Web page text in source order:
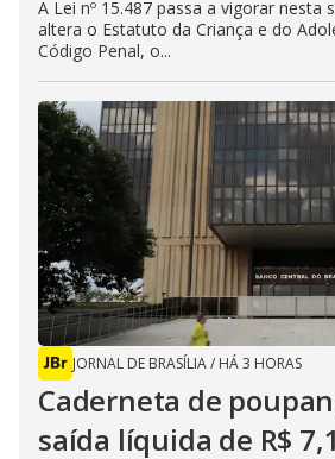
A Lei nº 15.487 passa a vigorar nesta
altera o Estatuto da Criança e do
Código Penal, o...
JORNAL DE BRASÍLIA/ HÁ 3 HORAS
Caderneta de
saída líquida de R$